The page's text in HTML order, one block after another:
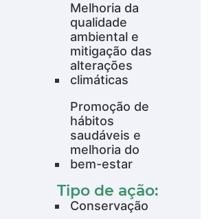
Melhoria da
qualidade
ambiental e
mitigação das
alterações
climáticas
Promoção de
hábitos
saudáveis e
melhoria do
bem-estar
Tipo de ação:
Conservação